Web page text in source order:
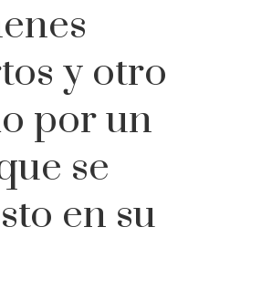
y otro
por un
se
en su